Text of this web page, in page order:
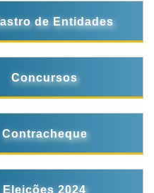
de Entidades
Concursos
Contracheque
Eleições 2024